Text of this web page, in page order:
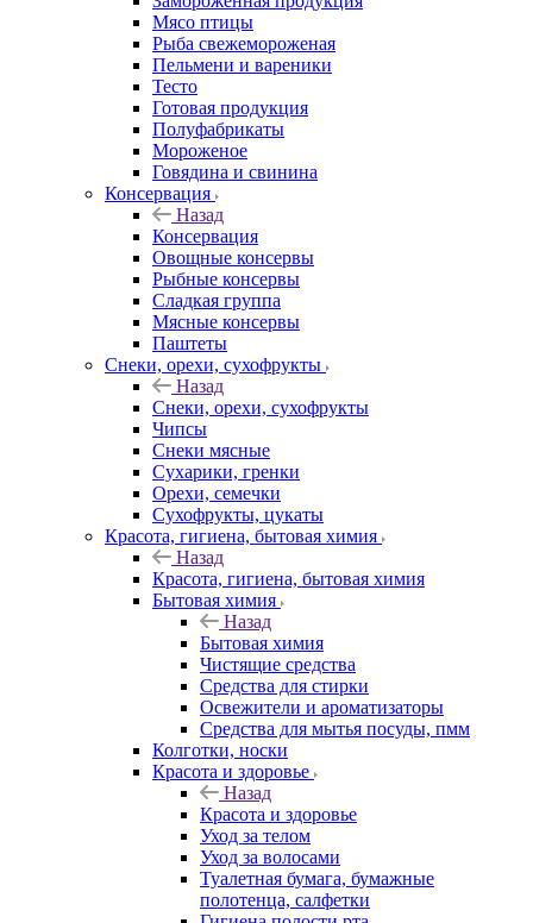
Мясо птицы
Рыба свежемороженая
Пельмени и вареники
Тесто
Готовая продукция
Полуфабрикаты
Мороженое
Говядина и свинина
Консервация
Назад
Консервация
Овощные консервы
Рыбные консервы
Сладкая группа
Мясные консервы
Паштеты
Снеки, орехи, сухофрукты
Назад
Снеки, орехи, сухофрукты
Чипсы
Снеки мясные
Сухарики, гренки
Орехи, семечки
Сухофрукты, цукаты
Красота, гигиена, бытовая химия
Назад
Красота, гигиена, бытовая химия
Бытовая химия
Назад
Бытовая химия
Чистящие средства
Средства для стирки
Освежители и ароматизаторы
Средства для мытья посуды, пмм
Колготки, носки
Красота и здоровье
Назад
Красота и здоровье
Уход за телом
Уход за волосами
Туалетная бумага, бумажные
полотенца, салфетки